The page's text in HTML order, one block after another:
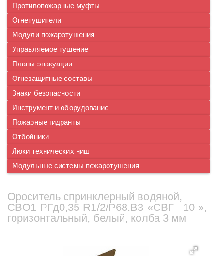
Противопожарные муфты
Огнетушители
Модули пожаротушения
Управляемое тушение
Планы эвакуации
Огнезащитные составы
Знаки безопасности
Инструмент и оборудование
Пожарные гидранты
Отбойники
Люки технических ниш
Модульные системы пожаротушения
Ороситель спринклерный водяной,
CВO1-PГд0,35-R1/2/P68.B3-«СВГ - 10 »,
горизонтальный, белый, колба 3 мм